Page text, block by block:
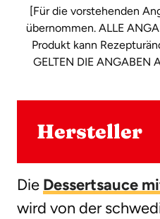
[Für die vorstehenden
übernommen. ALLE
Produkt kann
GELTEN DIE ANGABEN
Hersteller
Die Dessertsauce
wird von der